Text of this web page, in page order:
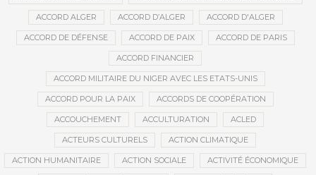
ACCORD ALGER ACCORD D’ALGER ACCORD D'ALGER
ACCORD DE DÉFENSE ACCORD DE PAIX ACCORD DE PARIS
ACCORD FINANCIER
ACCORD MILITAIRE DU NIGER AVEC LES ETATS-UNIS
ACCORD POUR LA PAIX ACCORDS DE COOPÉRATION
ACCOUCHEMENT ACCULTURATION ACLED
ACTEURS CULTURELS ACTION CLIMATIQUE
ACTION HUMANITAIRE ACTION SOCIALE ACTIVITÉ ÉCONOMIQUE